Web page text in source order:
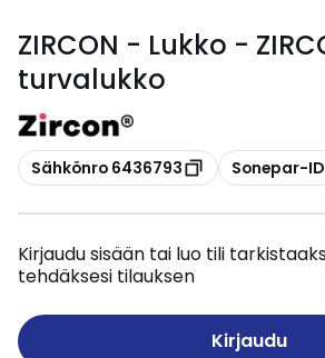
ZIRCON - Lukko -
turvalukko
Kopioi
Sähkönro 6436793 Kopioi
Sonepar-
Kirjaudu sisään tai luo tili
tehdäksesi tilauksen
Kirjaudu